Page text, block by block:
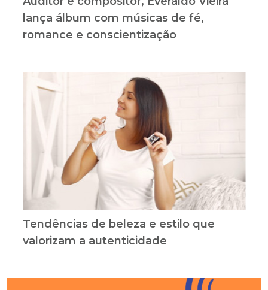
lança álbum com músicas de fé,
romance e conscientização
Tendências de beleza e estilo que
valorizam a autenticidade